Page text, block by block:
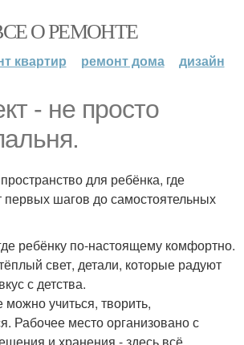
О РЕМОНТЕ
квартир ремонт дома дизайн
- не просто
для ребёнка, где
первых шагов до самостоятельных
ребёнку по-настоящему комфортно.
свет, детали, которые радуют
с детства.
можно учиться, творить,
Рабочее место организовано с